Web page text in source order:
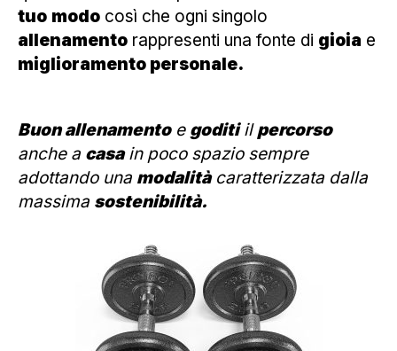
tuo modo così che ogni singolo
allenamento rappresenti una fonte di gioia e
miglioramento personale.
Buon allenamentoe goditiilpercorso
anche a casain poco spazio sempre
adottando una modalitàcaratterizzata dalla
massima sostenibilità.